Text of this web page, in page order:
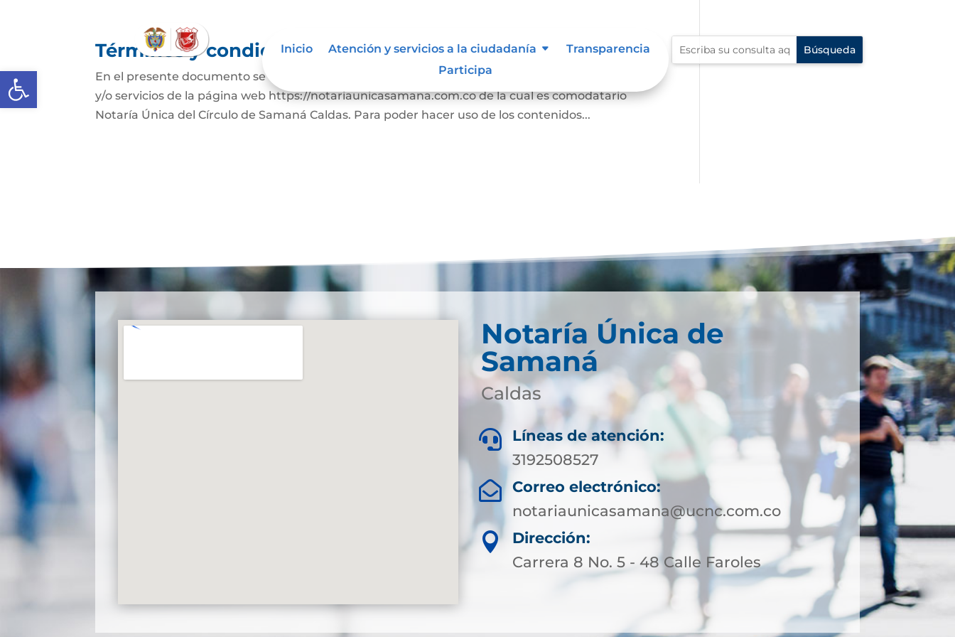
Abrir barra de herramientas
Inicio Atención y servicios a la ciudadanía
Transparencia
Participa
Términos y condiciones
En el presente documento se establecen los términos y condiciones para el uso de contenidos
y/o servicios de la página web https://notariaunicasamana.com.co de la cual es comodatario
Notaría Única del Círculo de Samaná Caldas. Para poder hacer uso de los contenidos...
Notaría Única de
Samaná
Caldas

Líneas de atención:
3192508527

Correo electrónico:
notariaunicasamana@ucnc.com.co

Dirección:
Carrera 8 No. 5 - 48 Calle Faroles